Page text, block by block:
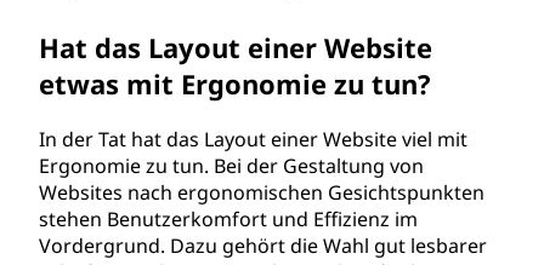
Hat das Layout einer Website
etwas mit Ergonomie zu tun?
In der Tat hat das Layout einer Website viel mit
Ergonomie zu tun. Bei der Gestaltung von
Websites nach ergonomischen Gesichtspunkten
stehen Benutzerkomfort und Effizienz im
Vordergrund. Dazu gehört die Wahl gut lesbarer